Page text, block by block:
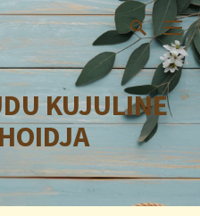
KUJULINE